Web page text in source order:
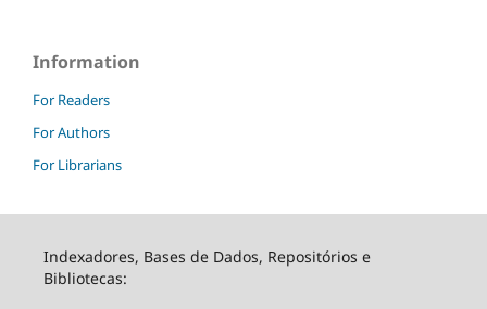
Information
For Readers
For Authors
For Librarians
Indexadores, Bases de Dados, Repositórios e
Bibliotecas: